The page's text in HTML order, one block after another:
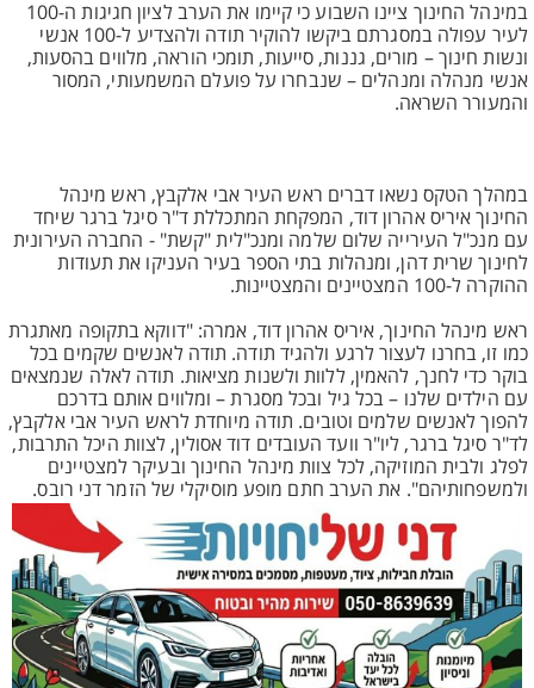
במינהל החינוך ציינו השבוע כי קיימו את הערב לציון חגיגות ה-100
לעיר עפולה במסגרתם ביקשו להוקיר תודה ולהצדיע ל-100 אנשי
ונשות חינוך – מורים, גננות, סייעות, תומכי הוראה, מלווים בהסעות,
אנשי מנהלה ומנהלים – שנבחרו על פועלם המשמעותי, המסור
והמעורר השראה.
במהלך הטקס נשאו דברים ראש העיר אבי אלקבץ, ראש מינהל
החינוך איריס אהרון דוד, המפקחת המתכללת ד"ר סיגל ברגר שיחד
עם מנכ"ל העירייה שלום שלמה ומנכ"לית "קשת" - החברה העירונית
לחינוך שרית דהן, ומנהלות בתי הספר בעיר העניקו את תעודות
ההוקרה ל-100 המצטיינים והמצטיינות.
ראש מינהל החינוך, איריס אהרון דוד, אמרה: "דווקא בתקופה מאתגרת
כמו זו, בחרנו לעצור לרגע ולהגיד תודה. תודה לאנשים שקמים בכל
בוקר כדי לחנך, להאמין, ללוות ולשנות מציאות. תודה לאלה שנמצאים
עם הילדים שלנו – בכל גיל ובכל מסגרת – ומלווים אותם בדרכם
להפוך לאנשים שלמים וטובים. תודה מיוחדת לראש העיר אבי אלקבץ,
לד"ר סיגל ברגר, ליו"ר וועד העובדים דוד אסולין, לצוות היכל התרבות,
לפלג ולבית המוזיקה, לכל צוות מינהל החינוך ובעיקר למצטיינים
ולמשפחותיהם". את הערב חתם מופע מוסיקלי של הזמר דני רובס.